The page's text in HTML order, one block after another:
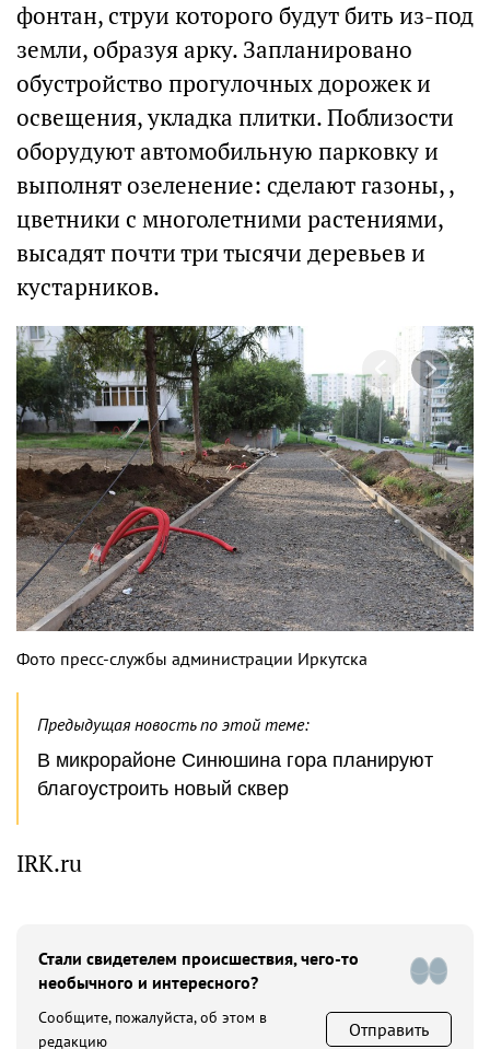
фонтан, струи которого будут бить из-под
земли, образуя арку. Запланировано
обустройство прогулочных дорожек и
освещения, укладка плитки. Поблизости
оборудуют автомобильную парковку и
выполнят озеленение: сделают газоны, ,
цветники с многолетними растениями,
высадят почти три тысячи деревьев и
кустарников.
Фото пресс-службы администрации Иркутска
Предыдущая новость по этой теме:
В микрорайоне Синюшина гора планируют
благоустроить новый сквер
IRK.ru
Стали свидетелем происшествия, чего-то
необычного и интересного?
Сообщите, пожалуйста, об этом в
редакцию
Отправить